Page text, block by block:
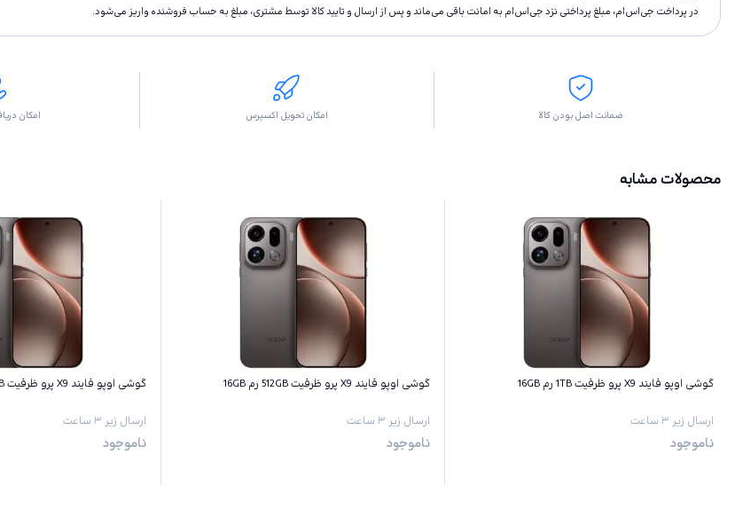
در پرداخت جی‌اس‌ام، مبلغ پرداختى نزد جی‌اس‌ام به امانت باقى مى‌ماند و پس از ارسال و تاييد كالا توسط مشتری، مبلغ به حساب فروشنده واريز مى‌شود.
ضمانت اصل بودن کالا امکان تحویل اکسپرس امکان
محصولات مشابه
گوشی اوپو فایند X9 پرو ظرفیت 1TB رم 16GB
ارسال زیر ۳ ساعت
ناموجود
گوشی اوپو فایند X9 پرو ظرفیت 512GB رم 16GB
ارسال زیر ۳ ساعت
ناموجود
گوشی اوپو فایند X9 پرو ظرفیت 512GB رم 12GB
ارسال زیر ۳ ساعت
ناموجود